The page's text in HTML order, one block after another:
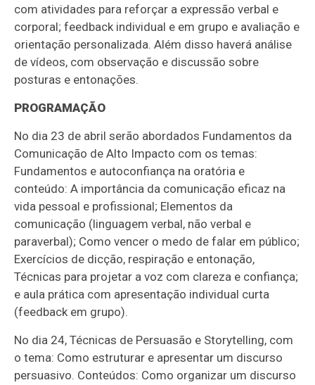
com atividades para reforçar a expressão verbal e
corporal; feedback individual e em grupo e avaliação e
orientação personalizada. Além disso haverá análise
de vídeos, com observação e discussão sobre
posturas e entonações.
PROGRAMAÇÃO
No dia 23 de abril serão abordados Fundamentos da
Comunicação de Alto Impacto com os temas:
Fundamentos e autoconfiança na oratória e
conteúdo: A importância da comunicação eficaz na
vida pessoal e profissional; Elementos da
comunicação (linguagem verbal, não verbal e
paraverbal); Como vencer o medo de falar em público;
Exercícios de dicção, respiração e entonação,
Técnicas para projetar a voz com clareza e confiança;
e aula prática com apresentação individual curta
(feedback em grupo).
No dia 24, Técnicas de Persuasão e Storytelling, com
o tema: Como estruturar e apresentar um discurso
persuasivo. Conteúdos: Como organizar um discurso